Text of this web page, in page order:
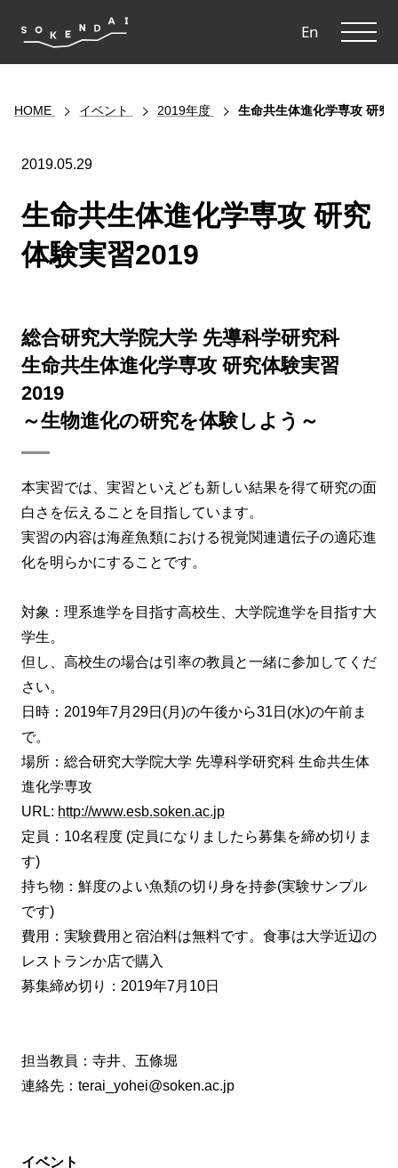
En
HOME イベント 2019年度 生命共生体進化学専攻 研究
2019.05.29
生命共生体進化学専攻 研究
体験実習2019
総合研究大学院大学 先導科学研究科
生命共生体進化学専攻 研究体験実習
2019
～生物進化の研究を体験しよう～
本実習では、実習といえども新しい結果を得て研究の面
白さを伝えることを目指しています。
実習の内容は海産魚類における視覚関連遺伝子の適応進
化を明らかにすることです。
対象：理系進学を目指す高校生、大学院進学を目指す大
学生。
但し、高校生の場合は引率の教員と一緒に参加してくだ
さい。
日時：2019年7月29日(月)の午後から31日(水)の午前ま
で。
場所：総合研究大学院大学 先導科学研究科 生命共生体
進化学専攻
URL: http://www.esb.soken.ac.jp
定員：10名程度 (定員になりましたら募集を締め切りま
す)
持ち物：鮮度のよい魚類の切り身を持参(実験サンプル
です)
費用：実験費用と宿泊料は無料です。食事は大学近辺の
レストランか店で購入
募集締め切り：2019年7月10日
担当教員：寺井、五條堀
連絡先：terai_yohei@soken.ac.jp
イベント